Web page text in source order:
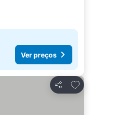
Ver preços
Partilhar
Adicionar